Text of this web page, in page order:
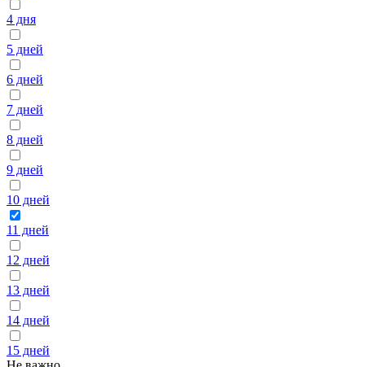
4 дня
5 дней
6 дней
7 дней
8 дней
9 дней
10 дней
11 дней
12 дней
13 дней
14 дней
15 дней